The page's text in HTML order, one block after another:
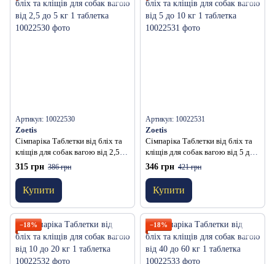
Артикул: 10022530
Zoetis
Сімпаріка Таблетки від бліх та
кліщів для собак вагою від 2,5
до 5 кг 1 таблетка
315 грн 386 грн
Купити
Артикул: 10022531
Zoetis
Сімпаріка Таблетки від бліх та
кліщів для собак вагою від 5 до
10 кг 1 таблетка
346 грн 421 грн
Купити
−18% −18%